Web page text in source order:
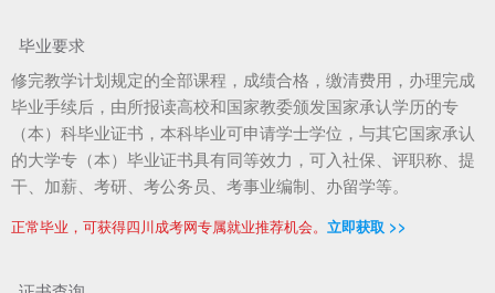
毕业要求
修完教学计划规定的全部课程，成绩合格，缴清费用，办理完成
毕业手续后，由所报读高校和国家教委颁发国家承认学历的专
（本）科毕业证书，本科毕业可申请学士学位，与其它国家承认
的大学专（本）毕业证书具有同等效力，可入社保、评职称、提
干、加薪、考研、考公务员、考事业编制、办留学等。
正常毕业，可获得四川成考网专属就业推荐机会。 立即获取 >>